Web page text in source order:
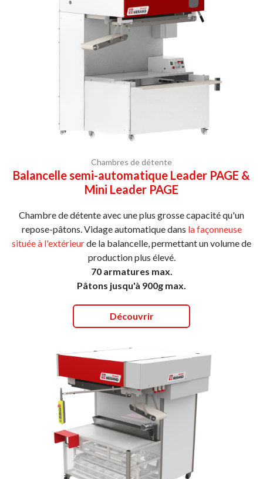
Chambres de détente
Balancelle semi-automatique Leader PAGE &
Mini Leader PAGE
Chambre de détente avec une plus grosse capacité qu'un
repose-pâtons. Vidage automatique dans la façonneuse
située à l'extérieurde la balancelle, permettant un volume de
production plus élevé.
70 armatures max.
Pâtons jusqu'à 900g max.
Découvrir